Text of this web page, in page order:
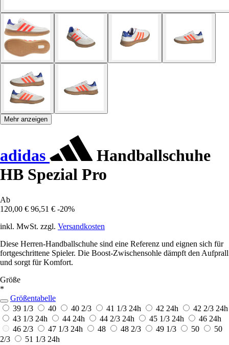
Mehr anzeigen
adidas
Handballschuhe
HB Spezial Pro
Ab
120,00 € 96,51 € -20%
inkl. MwSt. zzgl. Versandkosten
Diese Herren-Handballschuhe sind eine Referenz und eignen sich für
fortgeschrittene Spieler. Die Boost-Zwischensohle dämpft den Aufprall
und sorgt für Komfort.
Größe
*
Größentabelle
39 1/3
40 40 2/3 41 1/3 24h 42 24h 42 2/3 24h
43 1/3 24h 44 24h 44 2/3 24h 45 1/3 24h 46 24h
46 2/3
47 1/3 24h 48 48 2/3 49 1/3 50
50
2/3
51 1/3 24h